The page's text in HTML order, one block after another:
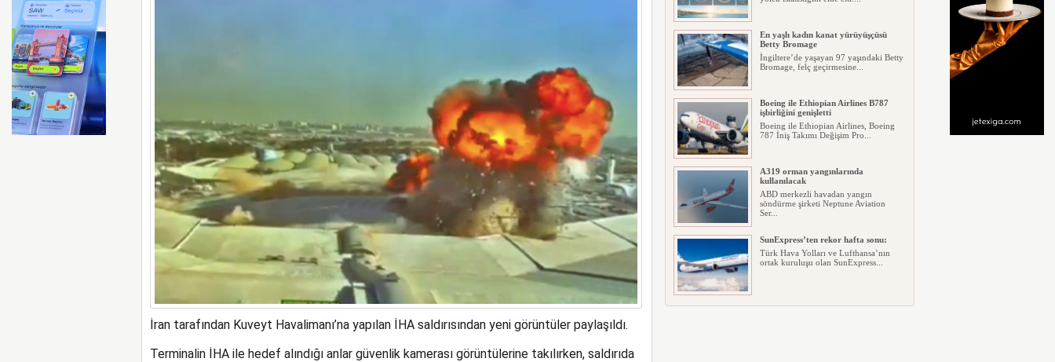
İran tarafından Kuveyt Havalimanı’na yapılan İHA saldırısından yeni görüntüler paylaşıldı.
Terminalin İHA ile hedef alındığı anlar güvenlik kamerası görüntülerine takılırken, saldırıda
En yaşlı kadın kanat yürüyüşçüsü
Betty Bromage
İngiltere’de yaşayan 97 yaşındaki Betty
Bromage, felç geçirmesine...
Boeing ile Ethiopian Airlines B787
işbirliğini genişletti
Boeing ile Ethiopian Airlines, Boeing
787 İniş Takımı Değişim Pro...
A319 orman yangınlarında
kullanılacak
ABD merkezli havadan yangın
söndürme şirketi Neptune Aviation
Ser...
SunExpress’ten rekor hafta sonu:
Türk Hava Yolları ve Lufthansa’nın
ortak kuruluşu olan SunExpress...
THY Osaka’da kapasite artışına